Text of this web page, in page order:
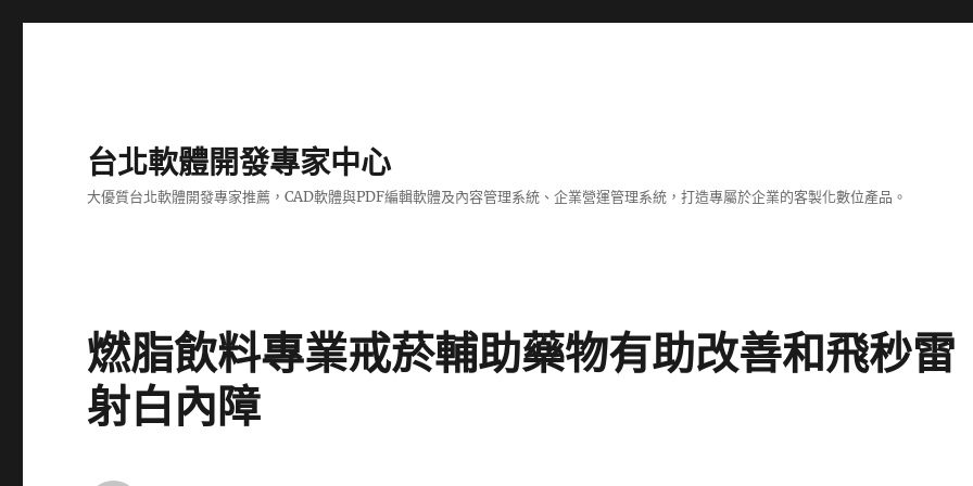
台北軟體開發專家中心
大優質台北軟體開發專家推薦，CAD軟體與PDF編輯軟體及內容管理系統、企業營運管理系統，打造專屬於企業的客製化數位產品。
燃脂飲料專業戒菸輔助藥物有助改善和飛秒雷
射白內障